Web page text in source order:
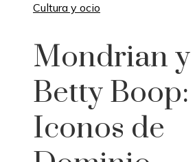
Cultura y ocio
Mondrian y
Betty Boop:
Iconos de